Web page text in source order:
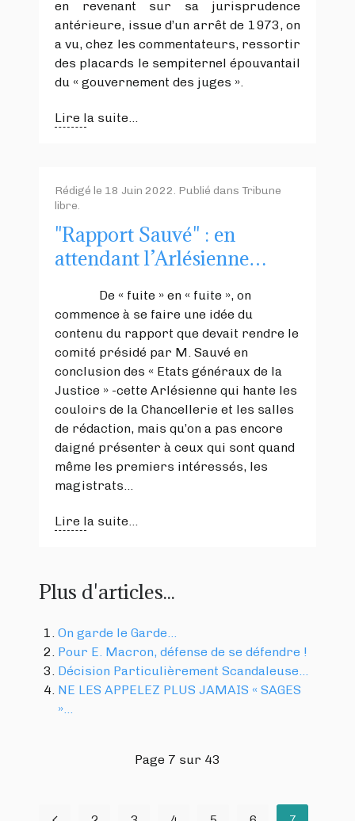
en revenant sur sa jurisprudence
antérieure, issue d’un arrêt de 1973, on
a vu, chez les commentateurs, ressortir
des placards le sempiternel épouvantail
du « gouvernement des juges ».
Lire la suite...
Rédigé le 18 Juin 2022. Publié dans Tribune
libre.
"Rapport Sauvé" : en
attendant l’Arlésienne…
De « fuite » en « fuite », on
commence à se faire une idée du
contenu du rapport que devait rendre le
comité présidé par M. Sauvé en
conclusion des « Etats généraux de la
Justice » -cette Arlésienne qui hante les
couloirs de la Chancellerie et les salles
de rédaction, mais qu’on a pas encore
daigné présenter à ceux qui sont quand
même les premiers intéressés, les
magistrats…
Lire la suite...
Plus d'articles...
On garde le Garde…
Pour E. Macron, défense de se défendre !
Décision Particulièrement Scandaleuse…
NE LES APPELEZ PLUS JAMAIS « SAGES
»…
Page 7 sur 43